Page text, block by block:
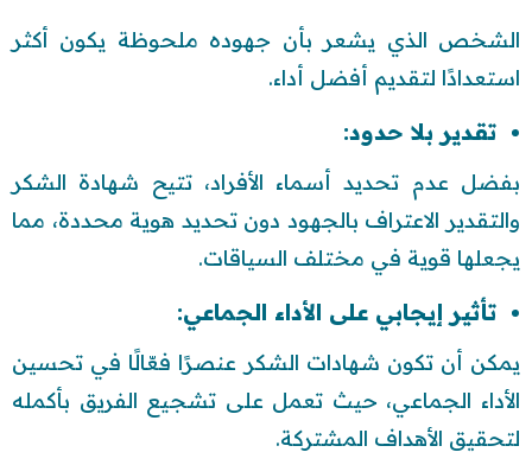
الشخص الذي يشعر بأن جهوده ملحوظة يكون أكثر
استعدادًا لتقديم أفضل أداء.
تقدير بلا حدود:
بفضل عدم تحديد أسماء الأفراد، تتيح شهادة الشكر
والتقدير الاعتراف بالجهود دون تحديد هوية محددة، مما
يجعلها قوية في مختلف السياقات.
تأثير إيجابي على الأداء الجماعي:
يمكن أن تكون شهادات الشكر عنصرًا فعّالًا في تحسين
الأداء الجماعي، حيث تعمل على تشجيع الفريق بأكمله
لتحقيق الأهداف المشتركة.